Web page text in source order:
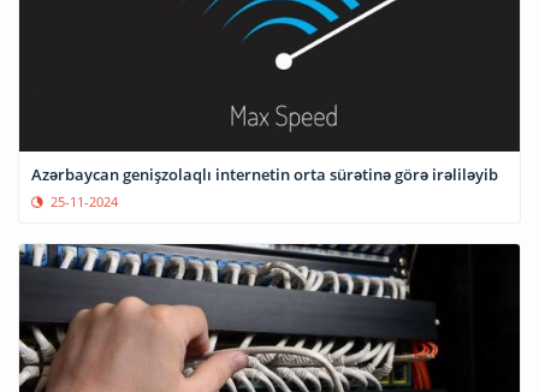
Azərbaycan genişzolaqlı internetin orta sürətinə görə irəliləyib
25-11-2024